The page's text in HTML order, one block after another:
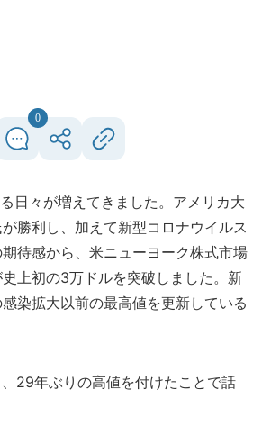
0
日々が増えてきました。アメリカ大
勝利し、加えて新型コロナウイルス
待感から、米ニューヨーク株式市場
上初の3万ドルを突破しました。新
染拡大以前の最高値を更新している
29年ぶりの高値を付けたことで話